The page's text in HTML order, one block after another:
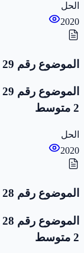
الحل
2020
الموضوع رقم 29
2 متوسط
الحل
2020
الموضوع رقم 28
2 متوسط